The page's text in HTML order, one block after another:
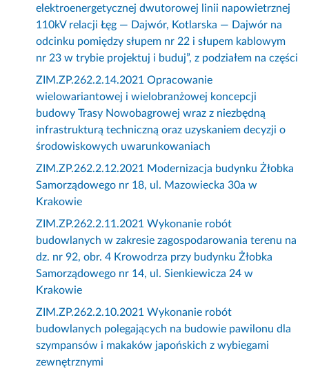
elektroenergetycznej dwutorowej linii napowietrznej
110kV relacji Łęg — Dajwór, Kotlarska — Dajwór na
odcinku pomiędzy słupem nr 22 i słupem kablowym
nr 23 w trybie projektuj i buduj”, z podziałem na części
ZIM.ZP.262.2.14.2021 Opracowanie
wielowariantowej i wielobranżowej koncepcji
budowy Trasy Nowobagrowej wraz z niezbędną
infrastrukturą techniczną oraz uzyskaniem decyzji o
środowiskowych uwarunkowaniach
ZIM.ZP.262.2.12.2021 Modernizacja budynku Żłobka
Samorządowego nr 18, ul. Mazowiecka 30a w
Krakowie
ZIM.ZP.262.2.11.2021 Wykonanie robót
budowlanych w zakresie zagospodarowania terenu na
dz. nr 92, obr. 4 Krowodrza przy budynku Żłobka
Samorządowego nr 14, ul. Sienkiewicza 24 w
Krakowie
ZIM.ZP.262.2.10.2021 Wykonanie robót
budowlanych polegających na budowie pawilonu dla
szympansów i makaków japońskich z wybiegami
zewnętrznymi